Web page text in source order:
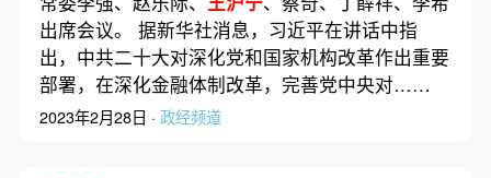
出席会议。 据新华社消息，习近平在讲话中指
出，中共二十大对深化党和国家机构改革作出重要
部署，在深化金融体制改革，完善党中央对……
2023年2月28日 · 政经频道